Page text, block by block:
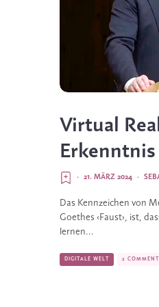
Virtual
Erkenntnis
·
21. MÄRZ 2024
·
Das Kennzeichen von
Goethes ‹Faust›, ist,
lernen...
DIGITALE WELT 2